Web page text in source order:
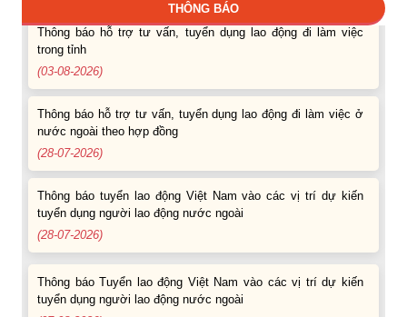
THÔNG BÁO
Thông báo hỗ trợ tư vấn, tuyển dụng lao động đi làm việc
trong tỉnh
(03-08-2026)
nước ngoài theo hợp đồng
(28-07-2026)
tuyển dụng người lao động nước ngoài
(28-07-2026)
tuyển dụng người lao động nước ngoài
(07-08-2026)